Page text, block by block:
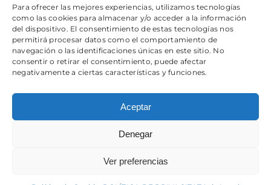
Para ofrecer las mejores experiencias, utilizamos tecnologías
como las cookies para almacenar y/o acceder a la información
del dispositivo. El consentimiento de estas tecnologías nos
permitirá procesar datos como el comportamiento de
navegación o las identificaciones únicas en este sitio. No
consentir o retirar el consentimiento, puede afectar
negativamente a ciertas características y funciones.
Aceptar
Denegar
Ver preferencias
Il·luminació
Amenities
Cuines hostaleria
Bugaderia
Banys
Tèxtil Decoratiu
Tèxtil Hotel
Control d’Accessos
Minibars
Caixes de Seguretat
Electrodomèstics
Mobiliari
Armariets i
ESP